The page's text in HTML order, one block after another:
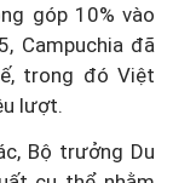
góp 10% vào
Campuchia đã
trong đó Việt
lượt.
Bộ trưởng Du